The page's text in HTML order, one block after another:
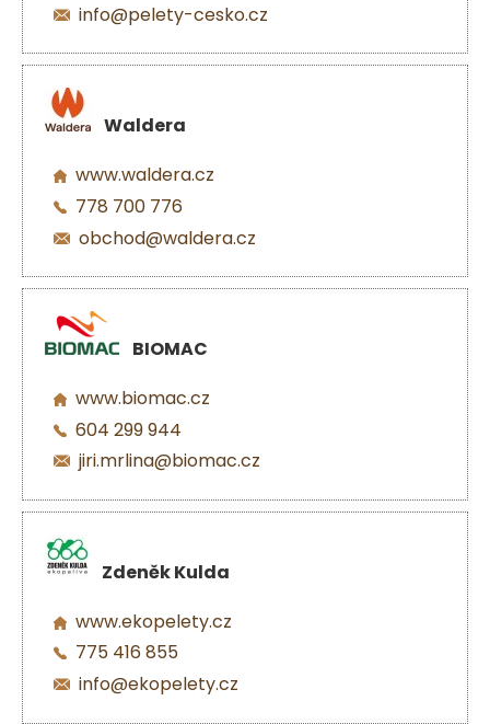
info@pelety-cesko.cz
Waldera
www.waldera.cz
778 700 776
obchod@waldera.cz
BIOMAC
www.biomac.cz
604 299 944
jiri.mrlina@biomac.cz
Zdeněk Kulda
www.ekopelety.cz
775 416 855
info@ekopelety.cz